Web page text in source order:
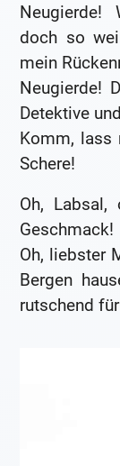
Neugierde!
doch so
mein
Neugierde!
Detektive
Komm, lass
Schere!
Oh, Labsal,
Geschmack!
Oh, liebster
Bergen
rutschend